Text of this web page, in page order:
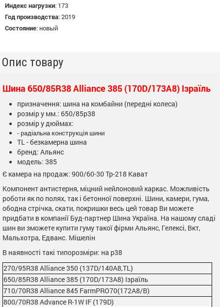
Индекс нагрузки: 173
Год производства:2019
Состояние: новый
Опис товару
Шина 650/85R38 Alliance 385 (170D/173А8) Ізраїль
призначення: шина на комбайни (передні колеса)
розмір у мм.: 650/85р38
розмір у дюймах:
- радіальна конструкція шини
TL - безкамерна шина
бренд: Альянс
модель: 385
Є камера на продаж: 900/60-30 Тр-218 Кават
Компонент антистерня, міцний нейлоновий каркас. Можливість
роботи як по полях, так і бетонної поверхні. Шини, камери, гума,
ободна стрічка, скати, покришки весь цей товар Ви можете
придбати в компанії Буд-партнер Шина Україна. На нашому сладі
шин ви зможете купити гуму такої фірми Альянс, Гелексі, Вкт,
Мальхотра, Едванс. Мішелін
В наявності такі типорозміри: на р38
270/95R38 Alliance 350 (137D/140A8,TL)
650/85R38 Alliance 385 (170D/173А8) Ізраїль
710/70R38 Alliance 845 FarmPRO70(172A8/B)
800/70R38 Advance R-1W IF (179D)